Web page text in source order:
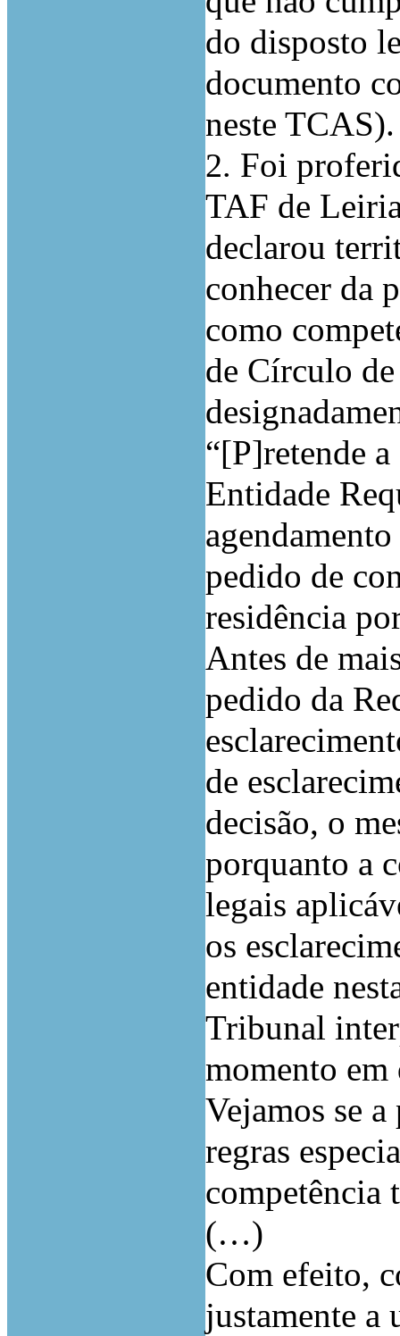
do disposto
documento
neste TCAS).
2. Foi
TAF de
declarou
conhecer da
como
de Círculo
“[P]retende
Entidade
pedido de
residência
Antes de
pedido da
de
decisão, o
porquanto a
legais
os
entidade
Tribunal
momento em
Vejamos se a
regras
competência
(…)
Com efeito,
justamente a